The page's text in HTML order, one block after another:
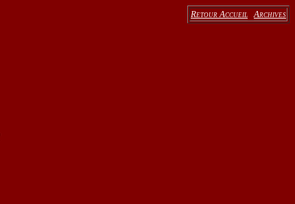
Retour Accueil Archives